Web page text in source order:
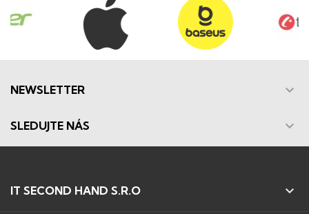
NEWSLETTER 
SLEDUJTE NÁS 
IT SECOND HAND S.R.O 